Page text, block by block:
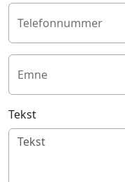
Telefonnummer
Emne
Tekst